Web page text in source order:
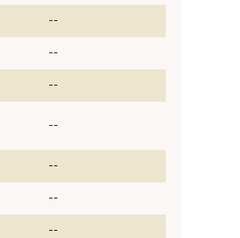
--
--
--
--
--
--
--